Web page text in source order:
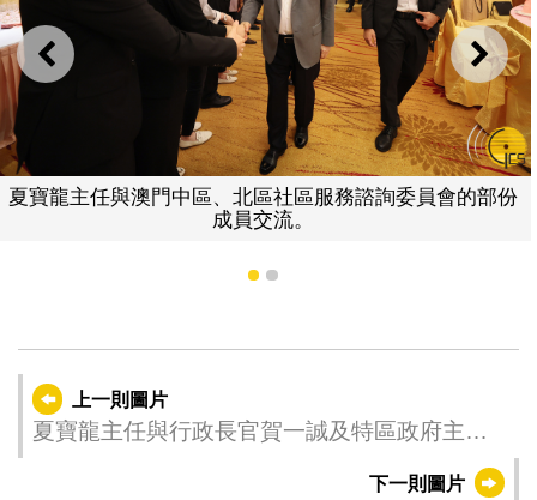
上一則 下一
任與澳門中區、北區社區服務諮詢委員會的部份
成員交流。
夏寶
1 2
上一則圖片
夏寶龍主任與行政長官賀一誠及特區政府主要
下一則圖片